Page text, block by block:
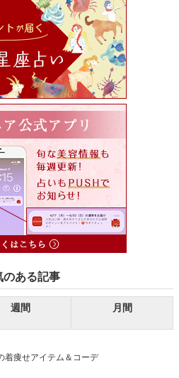
のある記事
週間 月間
着痩せアイテム＆コーデ